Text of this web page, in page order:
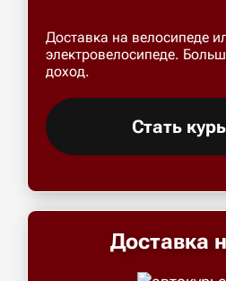
Доставка на велосипеде
электровелосипеде.
доход.
Стать
Доставка